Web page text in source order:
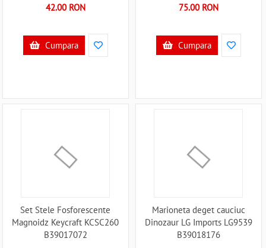
42.00 RON
Cumpara
75.00 RON
Cumpara
Set Stele Fosforescente
Magnoidz Keycraft KCSC260
B39017072
Marioneta deget cauciuc
Dinozaur LG Imports LG9539
B39018176